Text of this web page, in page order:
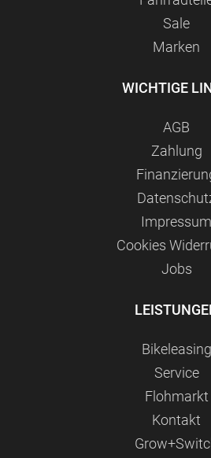
Sale
Marken
WICHTIGE
AGB
Zahlung
Impressum
Сookies
Jobs
Bikeleasing
Service
Flohmarkt
Kontakt